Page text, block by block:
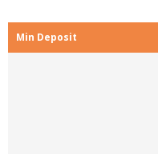
Min Deposit